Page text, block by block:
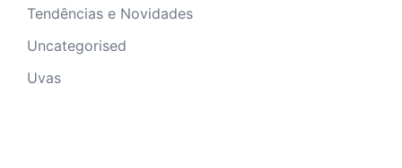
Tendências e Novidades
Uncategorised
Uvas